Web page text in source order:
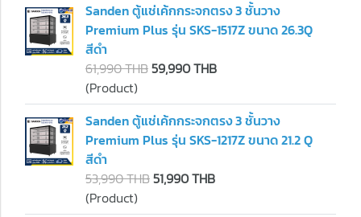
Sanden ตู้แช่เค้กกระจกตรง 3 ชั้นวาง
Premium Plus รุ่น SKS-1517Z ขนาด 26.3Q
สีดำ
61,990 THB59,990 THB
(Product)
Sanden ตู้แช่เค้กกระจกตรง 3 ชั้นวาง
Premium Plus รุ่น SKS-1217Z ขนาด 21.2 Q
สีดำ
53,990 THB51,990 THB
(Product)